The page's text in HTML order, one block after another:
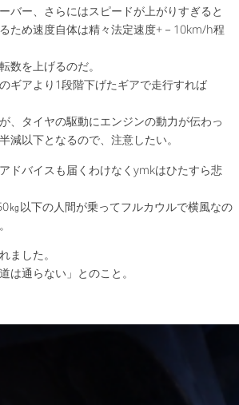
バー、さらにはスピードが上がりすぎると
ため速度自体は精々法定速度+－10km/h程
数を上げるのだ。
ギアより1段階下げたギアで走行すれば
、タイヤの駆動にエンジンの動力が伝わっ
減以下となるので、注意したい。
ドバイスも届くわけなくymkはひたすら悲
㎏以下の人間が乗ってフルカウルで横風なの
ました。
は通らない」とのこと。